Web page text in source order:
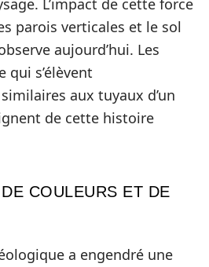
parois verticales et le sol
aujourd’hui. Les
qui s’élèvent
aux tuyaux d’un
de cette histoire
COULEURS ET DE
a engendré une